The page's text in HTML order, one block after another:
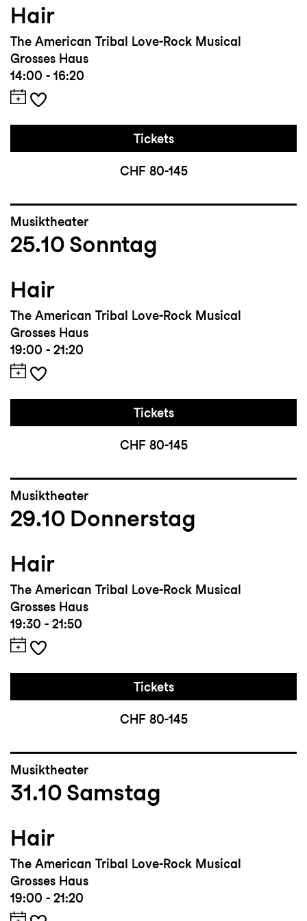
Hair
The American Tribal Love-Rock Musical
Grosses Haus
14:00 - 16:20
Tickets
CHF 80-145
Musiktheater
25.10 Sonntag
Hair
The American Tribal Love-Rock Musical
Grosses Haus
19:00 - 21:20
Tickets
CHF 80-145
Musiktheater
29.10 Donnerstag
Hair
The American Tribal Love-Rock Musical
Grosses Haus
19:30 - 21:50
Tickets
CHF 80-145
Musiktheater
31.10 Samstag
Hair
The American Tribal Love-Rock Musical
Grosses Haus
19:00 - 21:20